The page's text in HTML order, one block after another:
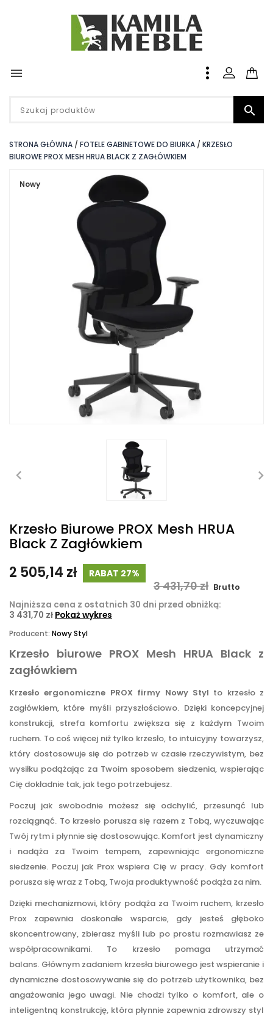


STRONA GŁÓWNA FOTELE GABINETOWE DO BIURKA
KRZESŁO
BIUROWE PROX MESH HRUA BLACK Z ZAGŁÓWKIEM
Nowy
Krzesło Biurowe PROX Mesh HRUA
Black Z Zagłówkiem
2 505,14 zł
RABAT 27%
3 431,70 zł Brutto
Najniższa cena z ostatnich 30 dni przed obniżką:
3 431,70 zł Pokaż wykres
Producent: Nowy Styl
Krzesło biurowe PROX Mesh HRUA Black z
zagłówkiem
Krzesło ergonomiczne PROX firmy Nowy Styl to krzesło z
zagłówkiem, które myśli przyszłościowo. Dzięki koncepcyjnej
konstrukcji, strefa komfortu zwiększa się z każdym Twoim
ruchem. To coś więcej niż tylko krzesło, to intuicyjny towarzysz,
który dostosowuje się do potrzeb w czasie rzeczywistym, bez
wysiłku podążając za Twoim sposobem siedzenia, wspierając
Cię dokładnie tak, jak tego potrzebujesz.
Poczuj jak swobodnie możesz się odchylić, przesunąć lub
rozciągnąć. To krzesło porusza się razem z Tobą, wyczuwając
Twój rytm i płynnie się dostosowując. Komfort jest dynamiczny
i nadąża za Twoim tempem, zapewniając ergonomiczne
siedzenie. Poczuj jak Prox wspiera Cię w pracy. Gdy komfort
porusza się wraz z Tobą, Twoja produktywność podąża za nim.
Dzięki mechanizmowi, który podąża za Twoim ruchem, krzesło
Prox zapewnia doskonałe wsparcie, gdy jesteś głęboko
skoncentrowany, zbierasz myśli lub po prostu rozmawiasz ze
współpracownikami. To krzesło pomaga utrzymać
balans. Głównym zadaniem krzesła biurowego jest wspieranie i
dynamiczne dostosowywanie się do potrzeb użytkownika, bez
angażowania jego uwagi. Nie chodzi tylko o komfort, ale o
inteligentną konstrukcję, która płynnie zapewnia zdrowszy styl